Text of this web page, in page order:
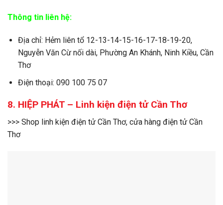
Thông tin liên hệ:
Địa chỉ: Hẻm liên tổ 12-13-14-15-16-17-18-19-20,
Nguyễn Văn Cừ nối dài, Phường An Khánh, Ninh Kiều, Cần
Thơ
Điện thoại: 090 100 75 07
8. HIỆP PHÁT – Linh kiện điện tử Cần Thơ
>>> Shop linh kiện điện tử Cần Thơ, cửa hàng điện tử Cần
Thơ